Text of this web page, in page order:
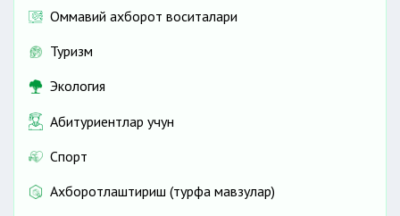
Оммавий ахборот воситалари
Туризм
Экология
Абитуриентлар учун
Спорт
Ахборотлаштириш (турфа мавзулар)